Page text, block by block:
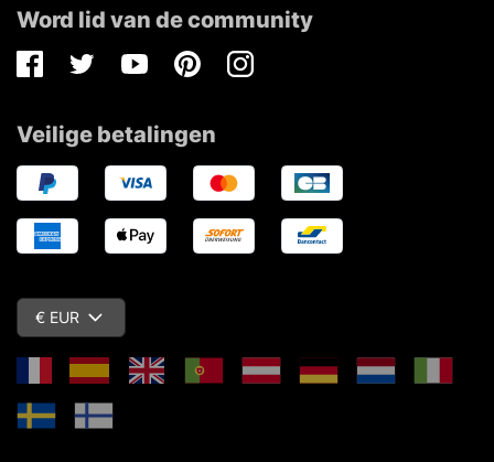
Word lid van de community
FacebookTwitterYoutubePinterestInstagram
Veilige betalingen
€ EUR